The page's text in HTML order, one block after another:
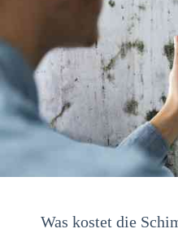
Was kostet die